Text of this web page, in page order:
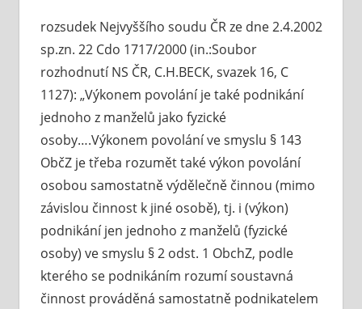
rozsudek Nejvyššího soudu ČR ze dne 2.4.2002
sp.zn. 22 Cdo 1717/2000 (in.:Soubor
rozhodnutí NS ČR, C.H.BECK, svazek 16, C
1127): „Výkonem povolání je také podnikání
jednoho z manželů jako fyzické
osoby….Výkonem povolání ve smyslu § 143
ObčZ je třeba rozumět také výkon povolání
osobou samostatně výdělečně činnou (mimo
závislou činnost k jiné osobě), tj. i (výkon)
podnikání jen jednoho z manželů (fyzické
osoby) ve smyslu § 2 odst. 1 ObchZ, podle
kterého se podnikáním rozumí soustavná
činnost prováděná samostatně podnikatelem